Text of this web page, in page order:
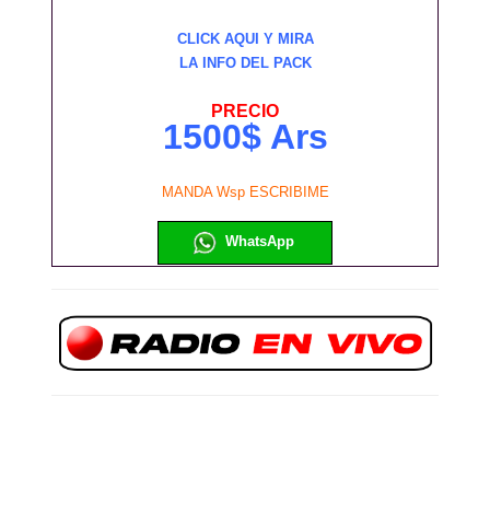
CLICK AQUI Y MIRA
LA INFO DEL PACK
PRECIO
1500$ Ars
MANDA Wsp ESCRIBIME
WhatsApp